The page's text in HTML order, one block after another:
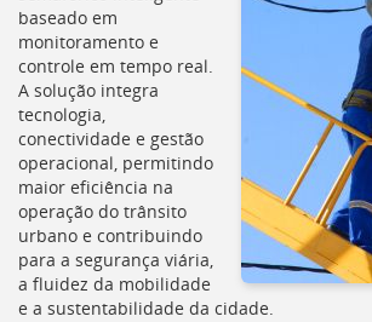
[]
Ir
para
a
página
de
legislação
[]
Ir
para
a
listagem
de
baseado em
monitoramento e
controle em tempo real.
A solução integra
tecnologia,
conectividade e gestão
operacional, permitindo
maior eficiência na
operação do trânsito
urbano e contribuindo
para a segurança viária,
a fluidez da mobilidade
e a sustentabilidade da cidade.